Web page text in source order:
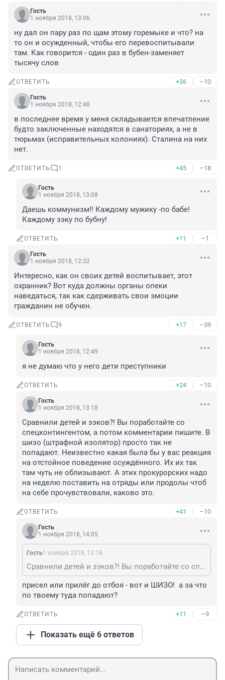
Гость
1 ноября 2018, 13:06
ну дал он пару раз по щам этому горемыке и что? на
то он и осужденный, чтобы его перевоспитывали
там. Как говорится - один раз в бубен-заменяет
тысячу слов
ОТВЕТИТЬ +36 –10
Гость
1 ноября 2018, 12:48
в последнее время у меня складывается впечатление
будто заключенные находятся в санаториях, а не в
тюрьмах (исправительных колониях). Сталина на них
нет.
ОТВЕТИТЬ 1 +45 –18
Гость
1 ноября 2018, 13:08
Даешь коммунизм!! Каждому мужику -по бабе!
Каждому зэку по бубну!
ОТВЕТИТЬ +11 –1
Гость
1 ноября 2018, 12:32
Интересно, как он своих детей воспитывает, этот
охранник? Вот куда должны органы опеки
наведаться, так как сдерживать свои эмоции
гражданин не обучен.
ОТВЕТИТЬ 9 +17 –39
Гость
1 ноября 2018, 12:49
я не думаю что у него дети преступники
ОТВЕТИТЬ +24 –10
Гость
1 ноября 2018, 13:18
Сравнили детей и зэков?! Вы поработайте со
спецконтингентом, а потом комментарии пишите. В
шизо (штрафной изолятор) просто так не
попадают. Неизвестно какая была бы у вас реакция
на отстойное поведение осуждённого. Их их так
там чуть не облизывают. А этих прокурорских надо
на неделю поставить на отряды или продолы чтоб
на себе прочувствовали, каково это.
ОТВЕТИТЬ +41 –10
Гость
1 ноября 2018, 14:05
Гость1 ноября 2018, 13:18
Сравнили детей и зэков?! Вы поработайте со спецконтингентом, а потом комментарии пишите. В шизо (штрафной изолятор) просто так не попадают. Неизвестно какая была бы у вас реакция на отстойное поведение осуждённого. Их их так там чуть не облизывают. А этих прокурорских надо на неделю поставить на отряды или продолы чтоб на себе прочувствовали, каково это.
присел или прилёг до отбоя - вот и ШИЗО!  а за что
по твоему туда попадают?
ОТВЕТИТЬ +11 –9
Показать ещё 6 ответов